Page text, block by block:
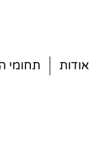
אודות תחומי